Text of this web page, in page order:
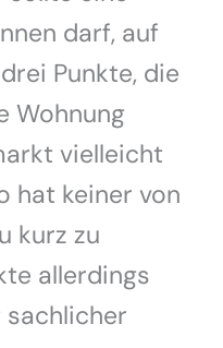
darf, auf
Punkte, die
Wohnung
vielleicht
hat keiner von
kurz zu
allerdings
sachlicher